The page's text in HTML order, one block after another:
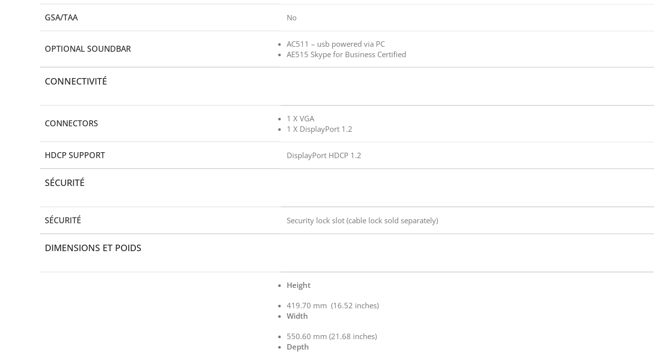
GSA/TAA No
OPTIONAL SOUNDBAR
AC511 – usb powered via PC
AE515 Skype for Business Certified
CONNECTIVITÉ
CONNECTORS
1 X VGA
1 X DisplayPort 1.2
HDCP SUPPORT DisplayPort HDCP 1.2
SÉCURITÉ
SÉCURITÉ Security lock slot (cable lock sold separately)
DIMENSIONS ET POIDS
Height
419.70 mm (16.52 inches)
Width
550.60 mm (21.68 inches)
Depth